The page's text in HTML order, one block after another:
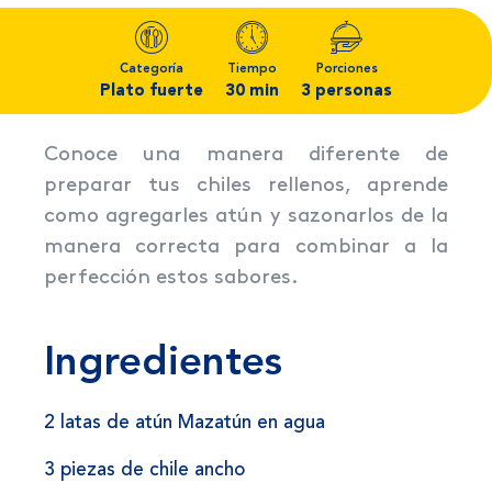
Categoría
Plato fuerte
Tiempo
30 min
Porciones
3 personas
Conoce una manera diferente de
preparar tus chiles rellenos, aprende
como agregarles atún y sazonarlos de la
manera correcta para combinar a la
perfección estos sabores.
Ingredientes
2 latas de atún Mazatún en agua
3 piezas de chile ancho